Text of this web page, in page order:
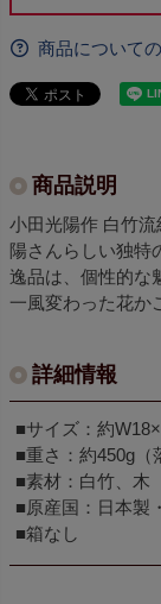
商品について
商品説明
小田光陽作 白竹
陽さんらしい独特
逸品は、個性的な
一風変わった花か
詳細情報
■サイズ：約
■重さ：約450g（
■素材：白竹、木
■原産国：日本製
■箱なし